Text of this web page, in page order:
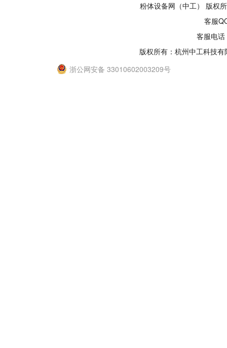
粉体设备网（中工） 版权
客服
客服电
版权所有：杭州中工科技
浙公网安备 33010602003209号